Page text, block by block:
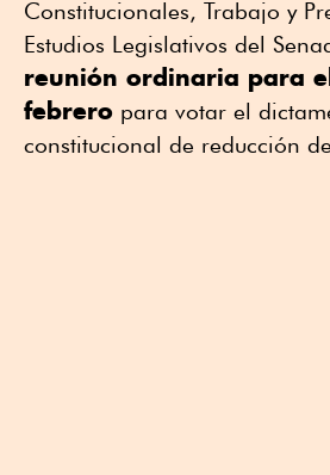
Constitucionales, Trabajo y
Estudios Legislativos del
reunión ordinaria para
febrero para votar el
constitucional de reducción